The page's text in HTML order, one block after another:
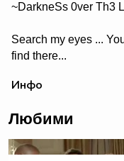
~DarkneSs 0ver Th3
Search my eyes ...
find there...
Инфо
Любими